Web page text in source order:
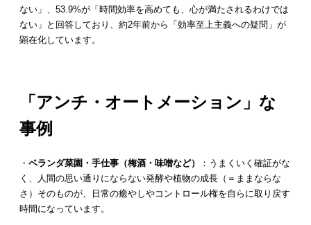
ない」、53.9%が「時間効率を⾼めても、⼼が満たされるわけでは
ない」と回答しており、約2年前から「効率⾄上主義への疑問」が
顕在化しています。
「アンチ・オートメーション」な
事例
・ ベランダ菜園・手仕事（梅酒・味噌など）
：うまくいく確証がな
く、人間の思い通りにならない発酵や植物の成長（＝ままならな
さ）そのものが、日常の癒やしやコントロール権を自らに取り戻す
時間になっています。